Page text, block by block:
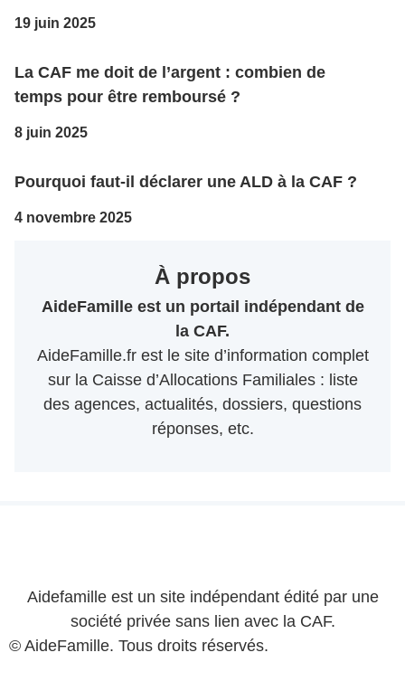
19 juin 2025
La CAF me doit de l’argent : combien de
temps pour être remboursé ?
8 juin 2025
Pourquoi faut-il déclarer une ALD à la CAF ?
4 novembre 2025
À propos
AideFamille est un portail indépendant de
la CAF.
AideFamille.fr est le site d’information complet
sur la Caisse d’Allocations Familiales : liste
des agences, actualités, dossiers, questions
réponses, etc.
Aidefamille est un site indépendant édité par une
société privée sans lien avec la CAF.
© AideFamille. Tous droits réservés.